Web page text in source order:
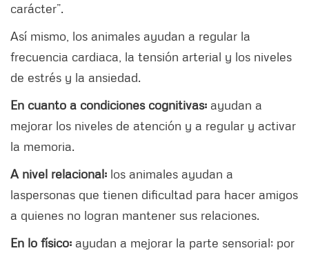
carácter”.
Así mismo, los animales ayudan a regular la
frecuencia cardiaca, la tensión arterial y los niveles
de estrés y la ansiedad.
En cuanto a condiciones cognitivas: ayudan a
mejorar los niveles de atención y a regular y activar
la memoria.
A nivel relacional: los animales ayudan a
laspersonas que tienen dificultad para hacer amigos
a quienes no logran mantener sus relaciones.
En lo físico: ayudan a mejorar la parte sensorial; por